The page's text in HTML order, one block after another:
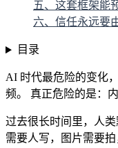
五、这套框架能
六、信任永远要
目录
AI 时代最危险的变化
频。 真正危险的是：
过去很长时间里，人
需要人写，图片需要